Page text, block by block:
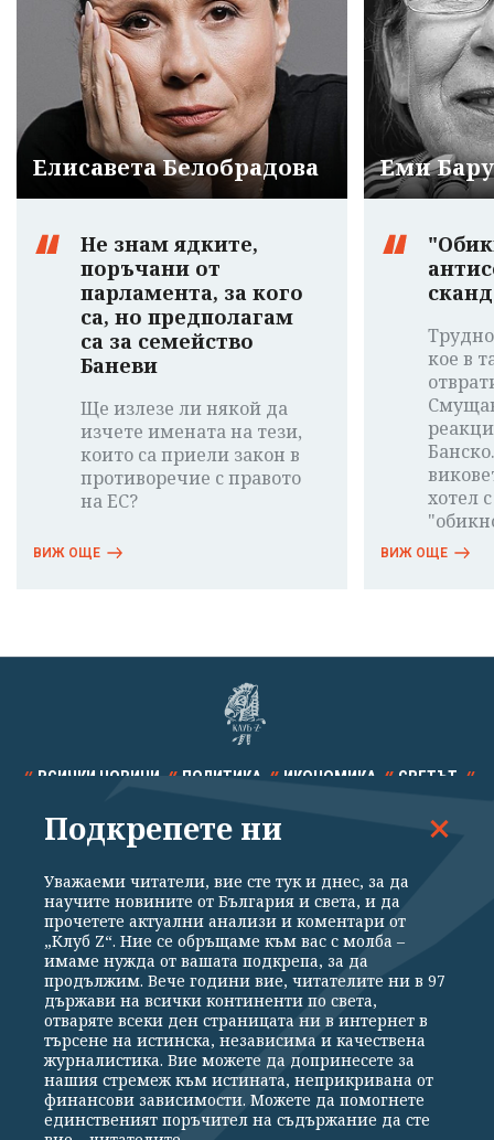
Елисавета Белобрадова
Не знам ядките,
поръчани от
парламента, за кого
са, но предполагам
са за семейство
Баневи
Ще излезе ли някой да
изчете имената на тези,
които са приели закон в
противоречие с правото
на ЕС?
ВИЖ ОЩЕ
Еми
кое в
хотел
ВИЖ ОЩЕ
ВСИЧКИ НОВИНИ ПОЛИТИКА ИКОНОМИКА СВЕТЪТ
СПОРТ КУЛТУРА ТЕХНОЛОГИИ КАЛЕЙДОСКОП
Общи условия
Политика за поверителност
Реклама
Партньори Контакти
За Клуб Z
Екип
Подкрепете ни
Издател на www.clubz.bg е „Клуб Зебра Медия“ ЕООД, София, ул. "Алеко
Подкрепете ни
Уважаеми читатели, вие сте тук и днес, за да
научите новините от България и света, и да
прочетете актуални анализи и коментари от
„Клуб Z“. Ние се обръщаме към вас с молба –
имаме нужда от вашата подкрепа, за да
продължим. Вече години вие, читателите ни в 97
държави на всички континенти по света,
отваряте всеки ден страницата ни в интернет в
търсене на истинска, независима и качествена
журналистика. Вие можете да допринесете за
нашия стремеж към истината, неприкривана от
финансови зависимости. Можете да помогнете
единственият поръчител на съдържание да сте